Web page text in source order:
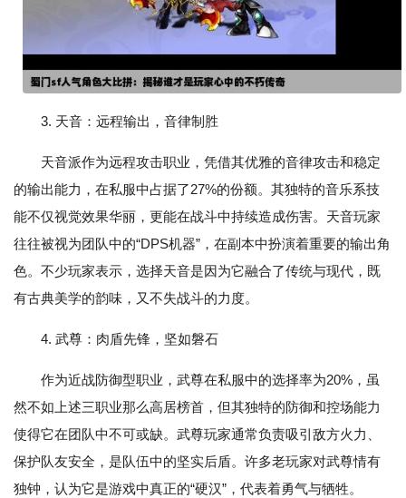
3. 天音：远程输出，音律制胜
天音派作为远程攻击职业，凭借其优雅的音律攻击和稳定
的输出能力，在私服中占据了27%的份额。其独特的音乐系技
能不仅视觉效果华丽，更能在战斗中持续造成伤害。天音玩家
往往被视为团队中的“DPS机器”，在副本中扮演着重要的输出角
色。不少玩家表示，选择天音是因为它融合了传统与现代，既
有古典美学的韵味，又不失战斗的力度。
4. 武尊：肉盾先锋，坚如磐石
作为近战防御型职业，武尊在私服中的选择率为20%，虽
然不如上述三职业那么高居榜首，但其独特的防御和控场能力
使得它在团队中不可或缺。武尊玩家通常负责吸引敌方火力、
保护队友安全，是队伍中的坚实后盾。许多老玩家对武尊情有
独钟，认为它是游戏中真正的“硬汉”，代表着勇气与牺牲。